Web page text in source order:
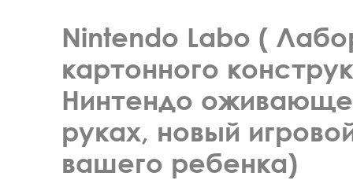
Nintendo Labo (
картонного
Нинтендо
руках, новый
вашего ребенка)